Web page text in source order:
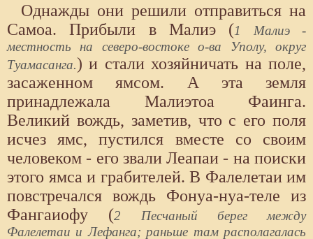
Однажды они решили отправиться на
Самоа. Прибыли в Малиэ (1 Малиэ -
местность на северо-востоке о-ва Уполу, округ
Туамасанга.) и стали хозяйничать на поле,
засаженном ямсом. А эта земля
принадлежала Малиэтоа Фаинга.
Великий вождь, заметив, что с его поля
исчез ямс, пустился вместе со своим
человеком - его звали Леапаи - на поиски
этого ямса и грабителей. В Фалелетаи им
повстречался вождь Фонуа-нуа-теле из
Фангаиофу (2 Песчаный берег между
Фалелетаи и Лефанга; раньше там располагалась